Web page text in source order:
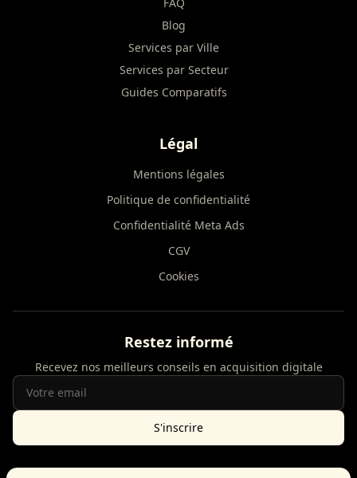
Blog
Services par Ville
Services par Secteur
Guides Comparatifs
Légal
Mentions légales
Politique de confidentialité
Confidentialité Meta Ads
CGV
Cookies
Restez informé
Recevez nos meilleurs conseils en acquisition digitale
S'inscrire